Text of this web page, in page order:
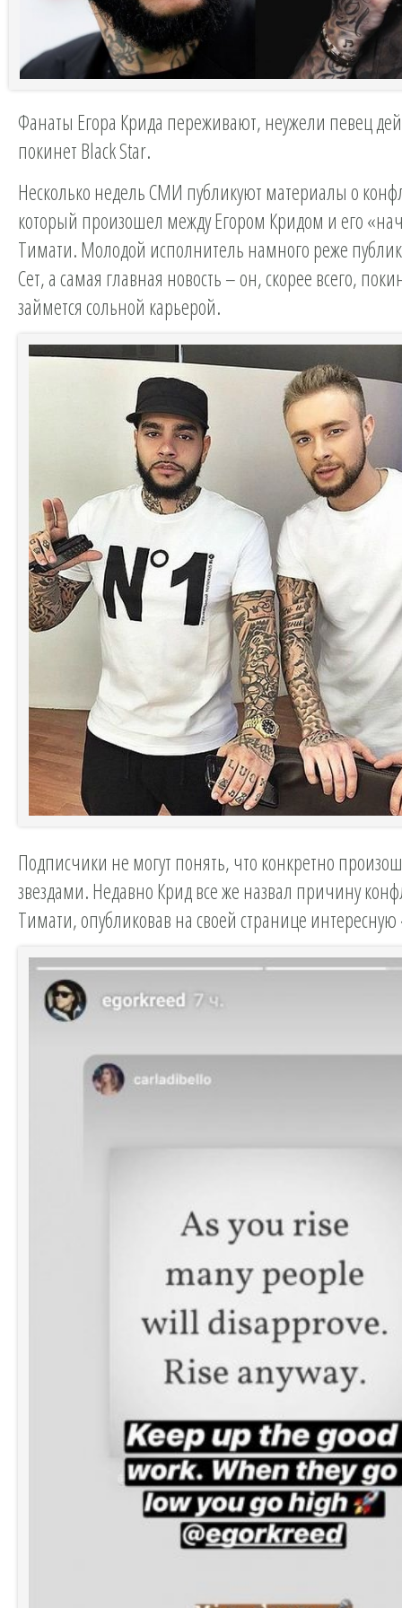
Фанаты Егора Крида переживают, неужели певец
покинет Black Star.
Несколько недель СМИ публикуют материалы о
который произошел между Егором Кридом и его
Тимати. Молодой исполнитель намного реже
Сет, а самая главная новость – он, скорее всего,
займется сольной карьерой.
Подписчики не могут понять, что конкретно
звездами. Недавно Крид все же назвал причину
Тимати, опубликовав на своей странице интересную